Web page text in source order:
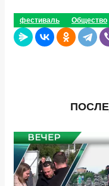
фестиваль Общество